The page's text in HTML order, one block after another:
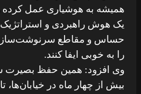
همیشه به هوشیاری عمل کرده
یک هوش راهبردی و
حساس و مقاطع سرنوشت‌ساز
را به خوبی ایفا کنند.
وی افزود: همین حفظ بصیرت
بیش از چهار ماه در